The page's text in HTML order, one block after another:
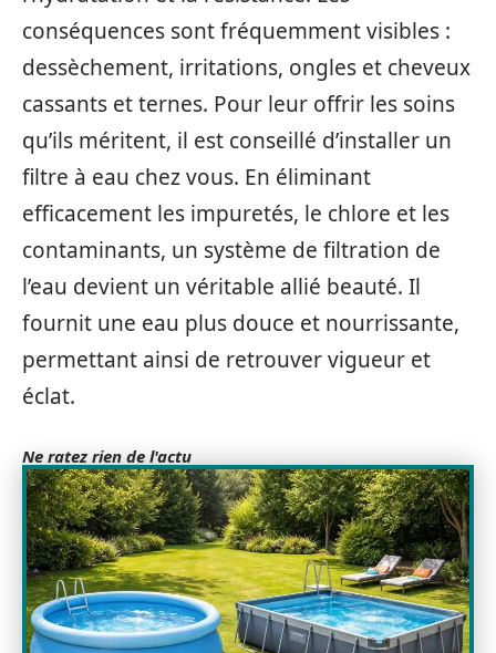
conséquences sont fréquemment visibles :
dessèchement, irritations, ongles et cheveux
cassants et ternes. Pour leur offrir les soins
qu’ils méritent, il est conseillé d’installer un
filtre à eau chez vous. En éliminant
efficacement les impuretés, le chlore et les
contaminants, un système de filtration de
l’eau devient un véritable allié beauté. Il
fournit une eau plus douce et nourrissante,
permettant ainsi de retrouver vigueur et
éclat.
Ne ratez rien de l'actu